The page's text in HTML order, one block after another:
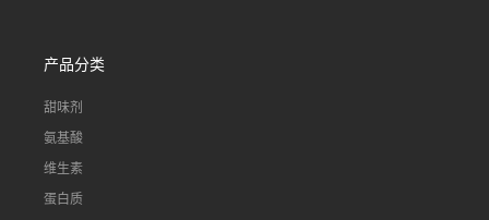
产品分类
甜味剂
氨基酸
维生素
蛋白质